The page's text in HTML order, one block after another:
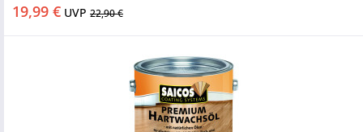
19,99 € UVP 22,90 €